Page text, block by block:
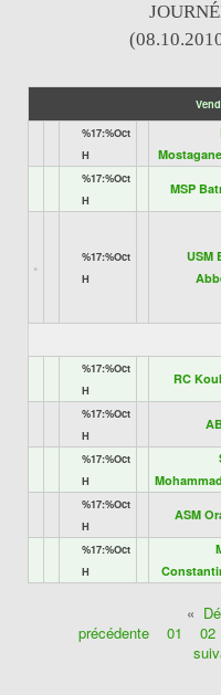
%17:%Oct
H
%17:%Oct
H
MSP
%17:%Oct
H
USM
%17:%Oct
H
RC
%17:%Oct
H
%17:%Oct
H
%17:%Oct
H
ASM
%17:%Oct
H
«
précédente
01 02